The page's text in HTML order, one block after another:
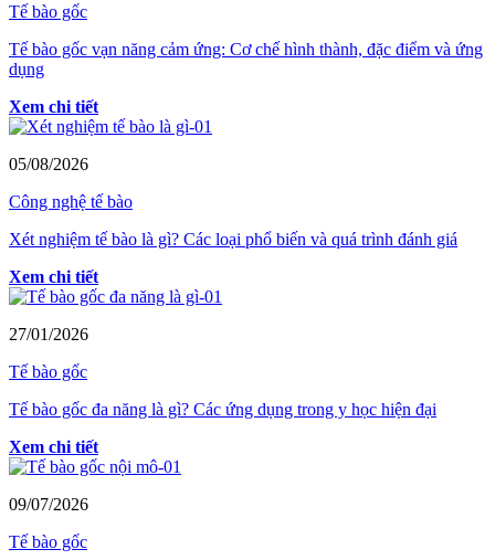
Tế bào gốc
Tế bào gốc vạn năng cảm ứng: Cơ chế hình thành, đặc điểm và ứng
dụng
Xem chi tiết
05/08/2026
Công nghệ tế bào
Xét nghiệm tế bào là gì? Các loại phổ biến và quá trình đánh giá
Xem chi tiết
27/01/2026
Tế bào gốc
Tế bào gốc đa năng là gì? Các ứng dụng trong y học hiện đại
Xem chi tiết
09/07/2026
Tế bào gốc